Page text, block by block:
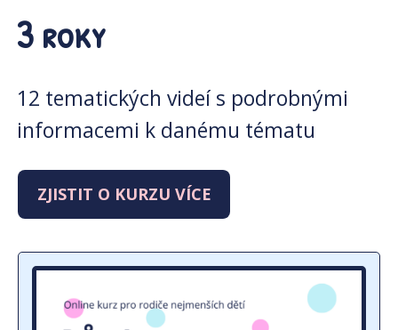
3 roky
12 tematických videí s podrobnými
informacemi k danému tématu
ZJISTIT O KURZU VÍCE